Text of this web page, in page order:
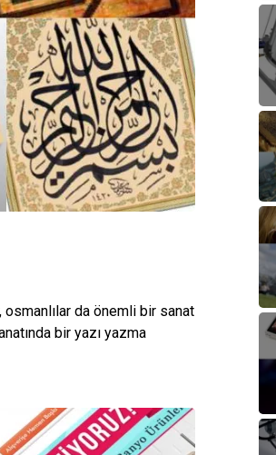
da önemli bir sanat
bir yazı yazma